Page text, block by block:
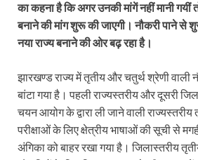
का कहना है कि अगर उनकी मांगें नहीं मानी गयीं
बनाने की मांग शुरू की जाएगी। नौकरी पाने से
नया राज्य बनाने की ओर बढ़ रहा है।
झारखण्ड राज्य में तृतीय और चतुर्थ श्रेणी वाली
बांटा गया है। पहली राज्यस्तरीय और दूसरी
चयन आयोग के द्वारा ली जाने वाली
परीक्षाओं के लिए क्षेत्रीय भाषाओं की सूची से
अंगिका को बाहर रखा गया है। जिलास्तरीय